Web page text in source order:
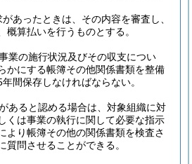
あったときは、その内容を審査し、
概算払いを行うものとする。
業の施行状況及びその収支につい
かにする帳簿その他関係書類を整備
間保存しなければならない。
あると認める場合は、対象組織に対
くは事業の執行に関して必要な指示
より帳簿その他の関係書類を検査さ
質問させることができる。